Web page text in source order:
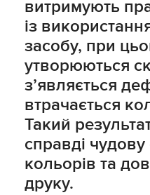
витримують
із
засобу, при
утворюються
з’являється
втрачається
Такий
справді чудову
кольорів та
друку.